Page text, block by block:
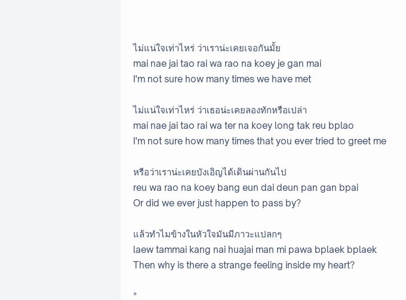
ไม่แน่ใจเท่าไหร่ ว่าเราน่ะเคยเจอกันมั้ย
mai nae jai tao rai wa rao na koey je gan mai
I'm not sure how many times we have met
ไม่แน่ใจเท่าไหร่ ว่าเธอน่ะเคยลองทักหรือเปล่า
mai nae jai tao rai wa ter na koey long tak reu bplao
I'm not sure how many times that you ever tried to greet me
หรือว่าเราน่ะเคยบังเอิญได้เดินผ่านกันไป
reu wa rao na koey bang eun dai deun pan gan bpai
Or did we ever just happen to pass by?
แล้วทำไมข้างในหัวใจมันมีภาวะแปลกๆ
laew tammai kang nai huajai man mi pawa bplaek bplaek
Then why is there a strange feeling inside my heart?
*